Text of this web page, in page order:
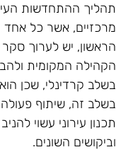
ההתחדשות
אשר כל אחד
יש לערוך
המקומית
קרדינלי, שכן
זה, שיתוף פעולה
עירוני עשוי
השונים.